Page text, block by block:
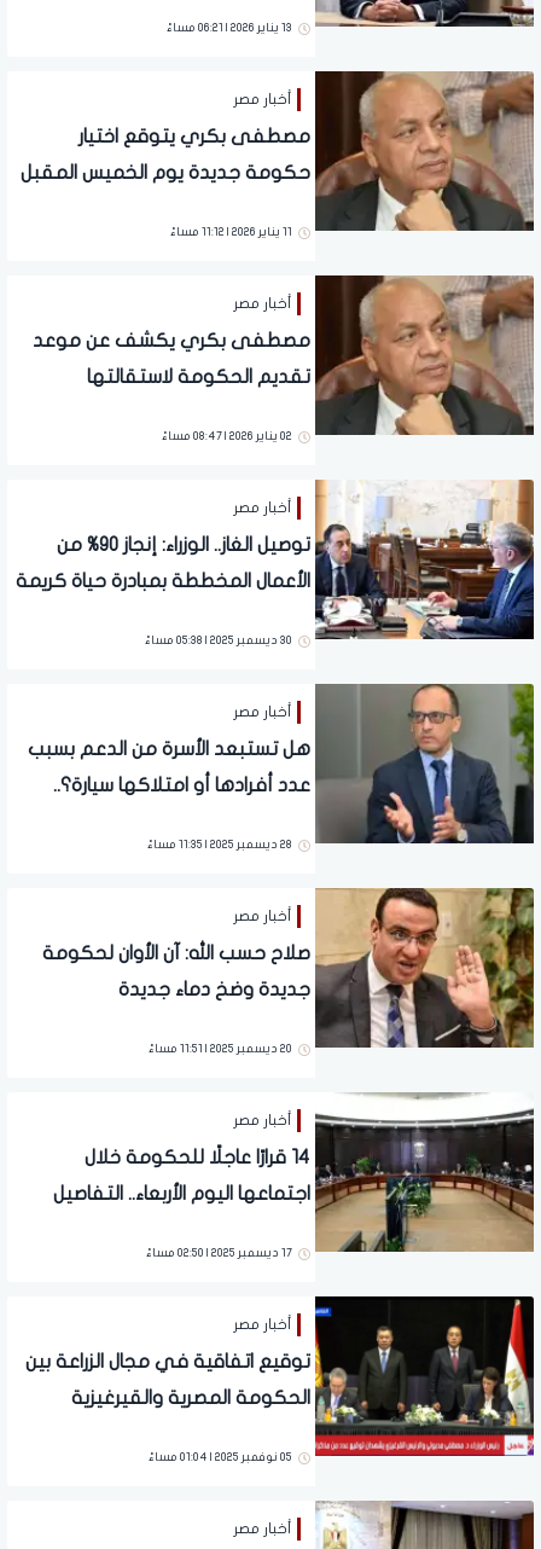
13 يناير 2026 | 06:21 مساءً
أخبار مصر
مصطفى بكري يتوقع اختيار
حكومة جديدة يوم الخميس المقبل
11 يناير 2026 | 11:12 مساءً
أخبار مصر
مصطفى بكري يكشف عن موعد
تقديم الحكومة لاستقالتها
02 يناير 2026 | 08:47 مساءً
أخبار مصر
توصيل الغاز.. الوزراء: إنجاز 90% من
الأعمال المخططة بمبادرة حياة كريمة
30 ديسمبر 2025 | 05:38 مساءً
أخبار مصر
هل تستبعد الأسرة من الدعم بسبب
عدد أفرادها أو امتلاكها سيارة؟..
28 ديسمبر 2025 | 11:35 مساءً
أخبار مصر
صلاح حسب الله: آن الأوان لحكومة
جديدة وضخ دماء جديدة
20 ديسمبر 2025 | 11:51 مساءً
أخبار مصر
14 قرارًا عاجلًا للحكومة خلال
اجتماعها اليوم الأربعاء.. التفاصيل
17 ديسمبر 2025 | 02:50 مساءً
أخبار مصر
توقيع اتفاقية في مجال الزراعة بين
الحكومة المصرية والقيرغيزية
05 نوفمبر 2025 | 01:04 مساءً
أخبار مصر